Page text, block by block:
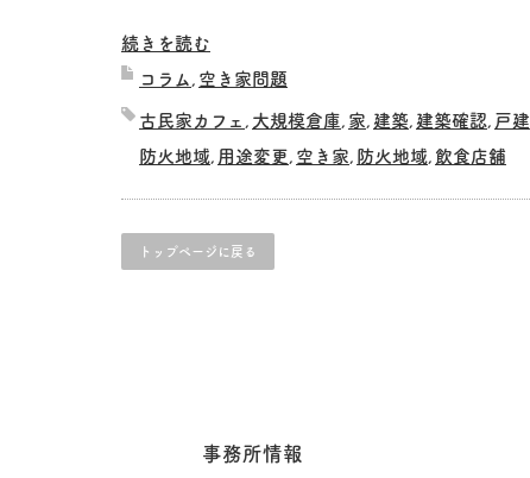
続きを読む
コラム
空き家問題
古民家カフェ 大規模倉庫 家 建築 建築確認 戸建
防火地域 用途変更 空き家 防火地域 飲食店舗
トップページに戻る
事務所情報